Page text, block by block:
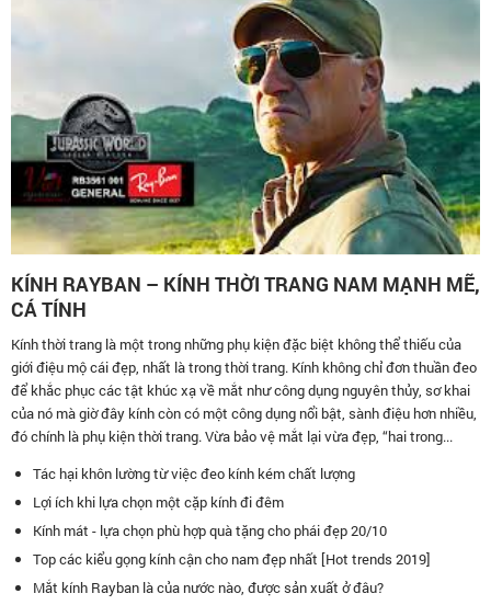
KÍNH RAYBAN – KÍNH THỜI TRANG NAM MẠNH MẼ,
CÁ TÍNH
Kính thời trang là một trong những phụ kiện đặc biệt không thể thiếu của
giới điệu mộ cái đẹp, nhất là trong thời trang. Kính không chỉ đơn thuần đeo
để khắc phục các tật khúc xạ về mắt như công dụng nguyên thủy, sơ khai
của nó mà giờ đây kính còn có một công dụng nổi bật, sành điệu hơn nhiều,
đó chính là phụ kiện thời trang. Vừa bảo vệ mắt lại vừa đẹp, “hai trong...
Tác hại khôn lường từ việc đeo kính kém chất lượng
Lợi ích khi lựa chọn một cặp kính đi đêm
Kính mát - lựa chọn phù hợp quà tặng cho phái đẹp 20/10
Top các kiểu gọng kính cận cho nam đẹp nhất [Hot trends 2019]
Mắt kính Rayban là của nước nào, được sản xuất ở đâu?